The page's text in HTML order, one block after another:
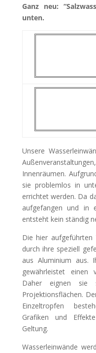
Ganz neu:
unten.
Unsere
Innenräumen.
sie problemlos in
errichtet werden. Da
aufgefangen und in
entsteht kein ständig
Die hier aufgeführten
durch ihre speziell
aus Aluminium aus.
gewährleistet einen
Daher eignen sie
Projektionsflächen.
Einzeltropfen
Grafiken und
Geltung.
Wasserleinwände